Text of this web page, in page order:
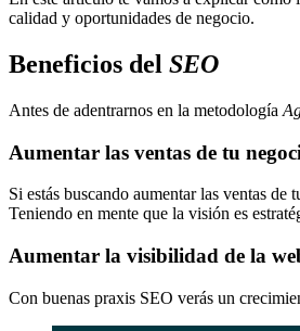
calidad y oportunidades de negocio.
Beneficios del SEO
Antes de adentrarnos en la metodología
Aumentar las ventas de tu
Si estás buscando aumentar las ventas
Teniendo en mente que la visión es
Aumentar la visibilidad de la
Con buenas praxis SEO verás un